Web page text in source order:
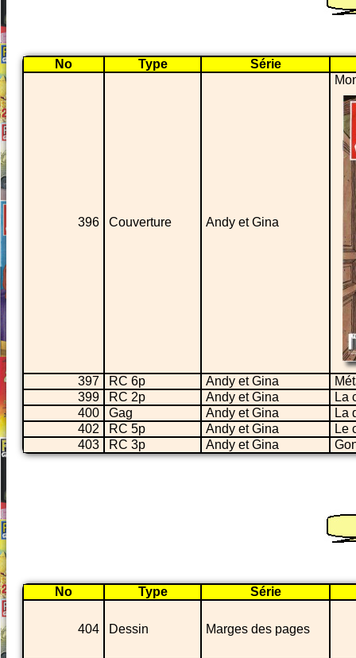
No Type Série
396 Couverture Andy et Gina
397 RC 6p Andy et Gina
399
RC 2p Andy et Gina
La
400
Gag Andy et Gina
La
402
RC 5p Andy et Gina
Le
403
RC 3p Andy et Gina
No Type Série
404 Dessin Marges des pages